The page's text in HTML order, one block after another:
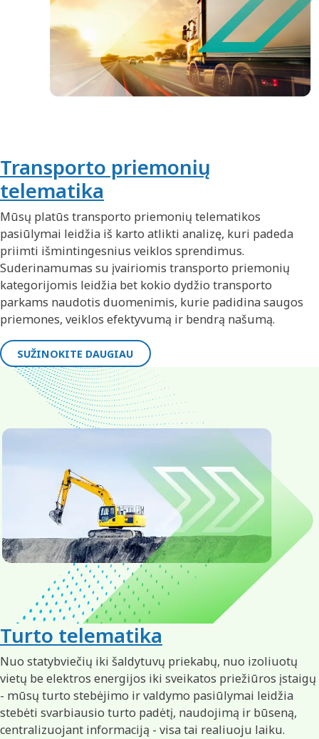
Transporto priemonių
telematika
Mūsų platūs transporto priemonių telematikos
pasiūlymai leidžia iš karto atlikti analizę, kuri padeda
priimti išmintingesnius veiklos sprendimus.
Suderinamumas su įvairiomis transporto priemonių
kategorijomis leidžia bet kokio dydžio transporto
parkams naudotis duomenimis, kurie padidina saugos
priemones, veiklos efektyvumą ir bendrą našumą.
SUŽINOKITE DAUGIAU
Turto telematika
Nuo statybviečių iki šaldytuvų priekabų, nuo izoliuotų
vietų be elektros energijos iki sveikatos priežiūros įstaigų
- mūsų turto stebėjimo ir valdymo pasiūlymai leidžia
stebėti svarbiausio turto padėtį, naudojimą ir būseną,
centralizuojant informaciją - visa tai realiuoju laiku.